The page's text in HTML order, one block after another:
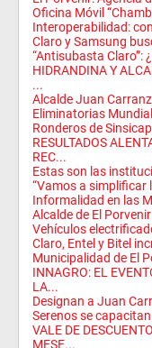
Oficina Móvil
Interoperabilidad:
Claro y Samsung
“Antisubasta Claro”:
HIDRANDINA Y
...
Alcalde Juan
Eliminatorias
Ronderos de
RESULTADOS
REC...
Estas son las
“Vamos a simplificar
Informalidad en las
Alcalde de El
Vehículos
Claro, Entel y Bitel
Municipalidad de El
INNAGRO: EL
LA...
Designan a Juan
Serenos se
VALE DE
MESE...